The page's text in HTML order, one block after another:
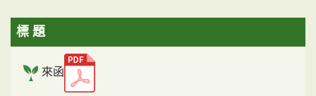
標 題
來函